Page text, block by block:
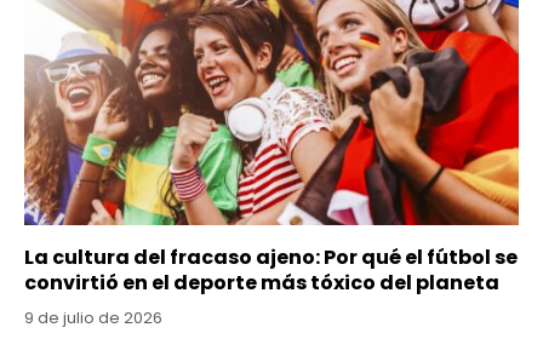
La cultura del fracaso ajeno: Por qué el fútbol se
convirtió en el deporte más tóxico del planeta
9 de julio de 2026